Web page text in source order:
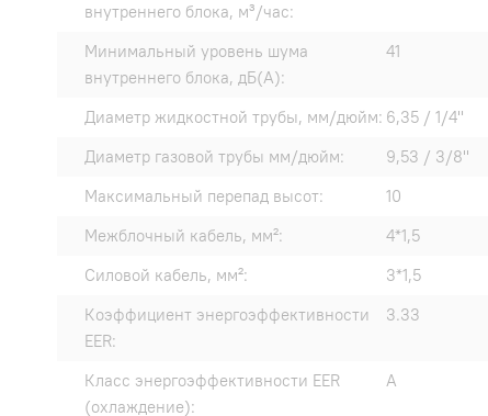
внутреннего блока, м³/час:
Минимальный уровень шума
внутреннего блока, дБ(А):
41
Диаметр жидкостной трубы, мм/дюйм: 6,35 / 1/4"
Диаметр газовой трубы мм/дюйм:
9,53 / 3/8"
Максимальный перепад высот:
10
Межблочный кабель, мм²:
4*1,5
Силовой кабель, мм²:
3*1,5
Коэффициент энергоэффективности
EER:
3.33
Класс энергоэффективности EER
(охлаждение):
A